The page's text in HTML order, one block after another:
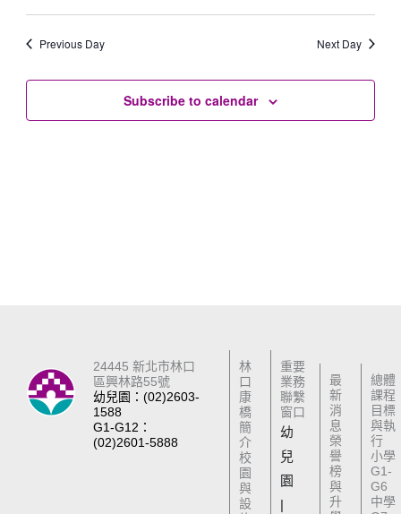
Search
and
Select
date.
Previous Day Next Day
Subscribe to calendar
24445 新北市林口
區興林路55號
幼兒園：(02)2603-
1588
G1-G12：
(02)2601-5888
林
口
康
橋
簡
介
校
園
與
設
重要
業務
聯繫
窗口
幼
兒
園
|
最
新
消
息
榮
譽
榜
與
升
總體
課程
目標
與執
行
小學
G1-
G6
中學